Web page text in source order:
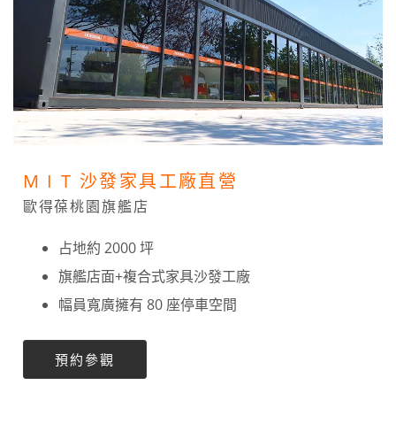
M I T 沙發家具工廠直營
歐得葆桃園旗艦店
占地約 2000 坪
旗艦店面+複合式家具沙發工廠
幅員寬廣擁有 80 座停車空間
預約參觀